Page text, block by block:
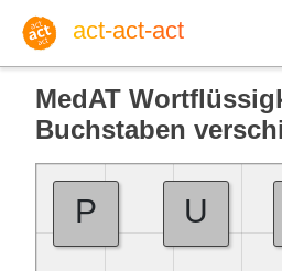
act-act-act
Anmelden
MedAT
Buchstaben
P U